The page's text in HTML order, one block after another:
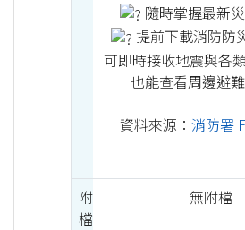
隨時掌握最新
提前下載消防防
可即時接收地震與各
也能查看周邊避
資料來源： 消防署
附
檔
無附檔